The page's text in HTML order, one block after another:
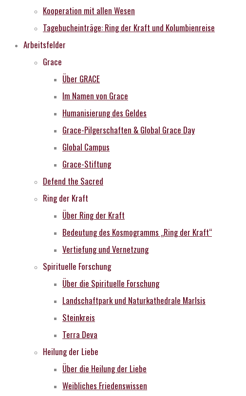
Kooperation mit allen Wesen
Tagebucheinträge: Ring der Kraft und Kolumbienreise
Arbeitsfelder
Grace
Über GRACE
Im Namen von Grace
Humanisierung des Geldes
Grace-Pilgerschaften & Global Grace Day
Global Campus
Grace-Stiftung
Defend the Sacred
Ring der Kraft
Über Ring der Kraft
Bedeutung des Kosmogramms „Ring der Kraft“
Vertiefung und Vernetzung
Spirituelle Forschung
Über die Spirituelle Forschung
Landschaftpark und Naturkathedrale MarIsis
Steinkreis
Terra Deva
Heilung der Liebe
Über die Heilung der Liebe
Weibliches Friedenswissen